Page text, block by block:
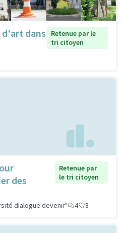
dans
Retenue par le
tri citoyen
des
Retenue par
le tri citoyen
dialogue devenir" 4 8